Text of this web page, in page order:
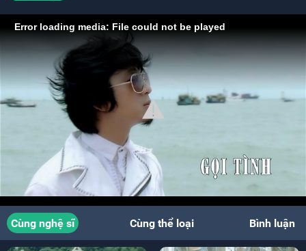
Error loading media: File could not be played
Cùng nghệ sĩ Cùng thể loại Bình luận